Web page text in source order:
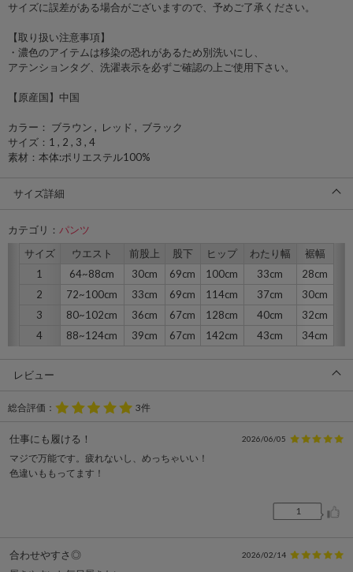
サイズに誤差がある場合がございますので、予めご了承ください。
【取り扱い注意事項】
・濃色のアイテムは移染の恐れがあるため別洗いにし、
アテンションタグ、洗濯表示を必ずご確認の上ご使用下さい。
【原産国】中国
カラー： ブラウン , レッド , ブラック
サイズ：1 , 2 , 3 , 4
素材：本体:ポリエステル100%
サイズ詳細
カテゴリ： パンツ
サイズ
ウエスト 前股上 股下 ヒップ わたり幅
裾幅
1
64~88cm 30cm 69cm 100cm 33cm
28cm
2
72~100cm 33cm 69cm 114cm 37cm
30cm
3
80~102cm 36cm 67cm 128cm 40cm
32cm
4
88~124cm 39cm 67cm 142cm 43cm 34cm
レビュー
総合評価： 3件
仕事にも履ける！ 2026/06/05
マジで万能です。疲れないし、めっちゃいい！
色違いももってます！
1
合わせやすさ◎ 2026/02/14